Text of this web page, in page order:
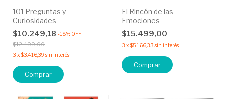
101 Preguntas y
Curiosidades
$10.249,18 -18% OFF
$12.499,00
3 x$3.416,39 sin interés
Comprar
El Rincón de las
Emociones
$15.499,00
3 x$5.166,33 sin interés
Comprar